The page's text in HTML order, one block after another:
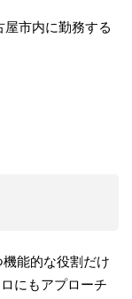
市内に勤務する
能的な役割だけ
にもアプローチ